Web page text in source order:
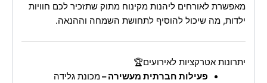
מאפשרת לאורחים ליהנות מקינוח מתוק שתזכיר לכם חוויות
ילדות, מה שיכול להוסיף לתחושת השמחה וההנאה.
יתרונות אטרקציות לאירועים🏆
פעילות חברתית מעשירה –מכונת גלידה